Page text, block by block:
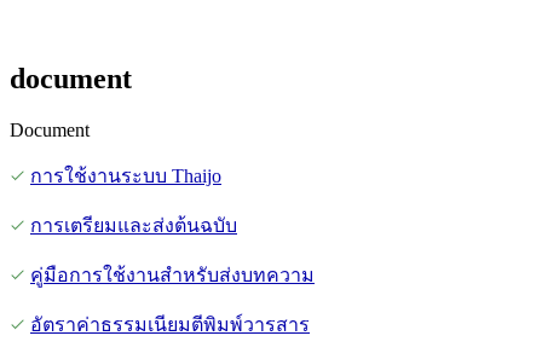
document
Document
การใช้งานระบบ Thaijo
การเตรียมและส่งต้นฉบับ
คู่มือการใช้งานสำหรับส่งบทความ
อัตราค่าธรรมเนียมตีพิมพ์วารสาร